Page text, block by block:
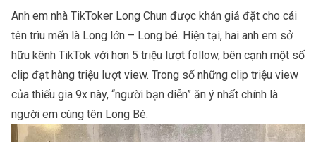
Anh em nhà TikToker Long Chun được khán giả đặt cho cái
tên trìu mến là Long lớn – Long bé. Hiện tại, hai anh em sở
hữu kênh TikTok với hơn 5 triệu lượt follow, bên cạnh một số
clip đạt hàng triệu lượt view. Trong số những clip triệu view
của thiếu gia 9x này, “người bạn diễn” ăn ý nhất chính là
người em cùng tên Long Bé.